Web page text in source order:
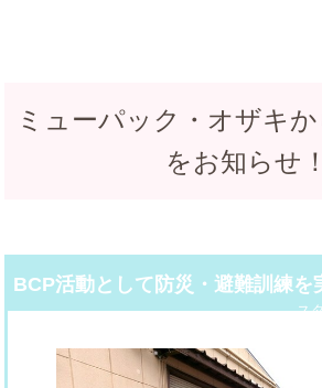
ミューパック・オザキ
をお知らせ！
BCP活動として防災・避難訓練を
ス